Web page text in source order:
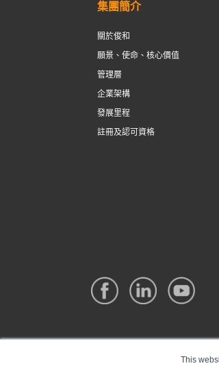
This
集團簡介
關於俊和
願景、使命、核心價值
管理層
企業架構
發展里程
註冊及認可資格